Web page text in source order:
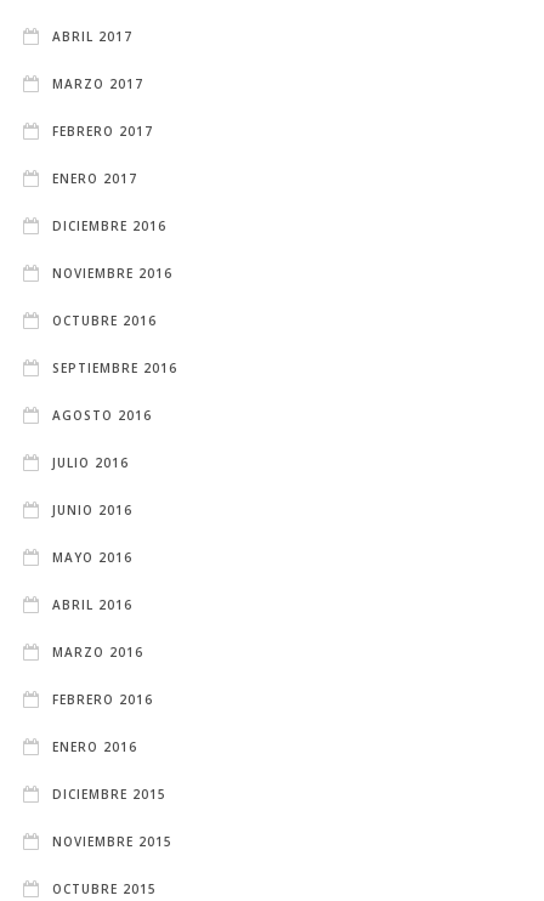
ABRIL 2017
MARZO 2017
FEBRERO 2017
ENERO 2017
DICIEMBRE 2016
NOVIEMBRE 2016
OCTUBRE 2016
SEPTIEMBRE 2016
AGOSTO 2016
JULIO 2016
JUNIO 2016
MAYO 2016
ABRIL 2016
MARZO 2016
FEBRERO 2016
ENERO 2016
DICIEMBRE 2015
NOVIEMBRE 2015
OCTUBRE 2015